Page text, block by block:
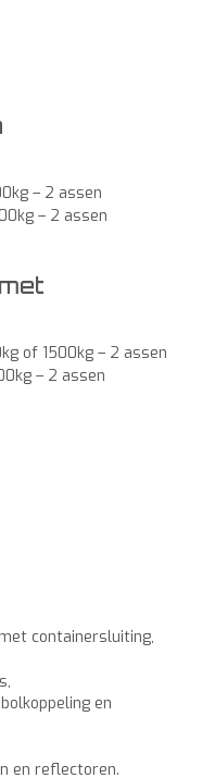
– 2 assen
– 2 assen
of 1500kg – 2 assen
– 2 assen
containersluiting,
en
en reflectoren.